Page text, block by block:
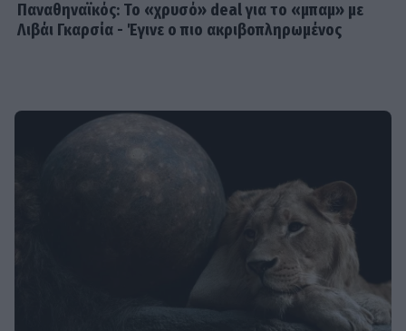
Παναθηναϊκός: Το «χρυσό» deal για το «μπαμ» με
Λιβάι Γκαρσία - Έγινε ο πιο ακριβοπληρωμένος